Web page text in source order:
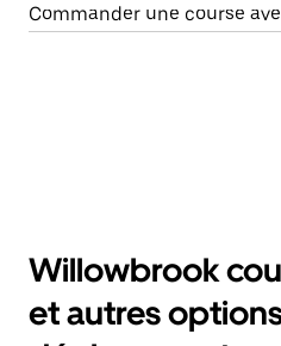
Commander une course
Willowbrook
et autres